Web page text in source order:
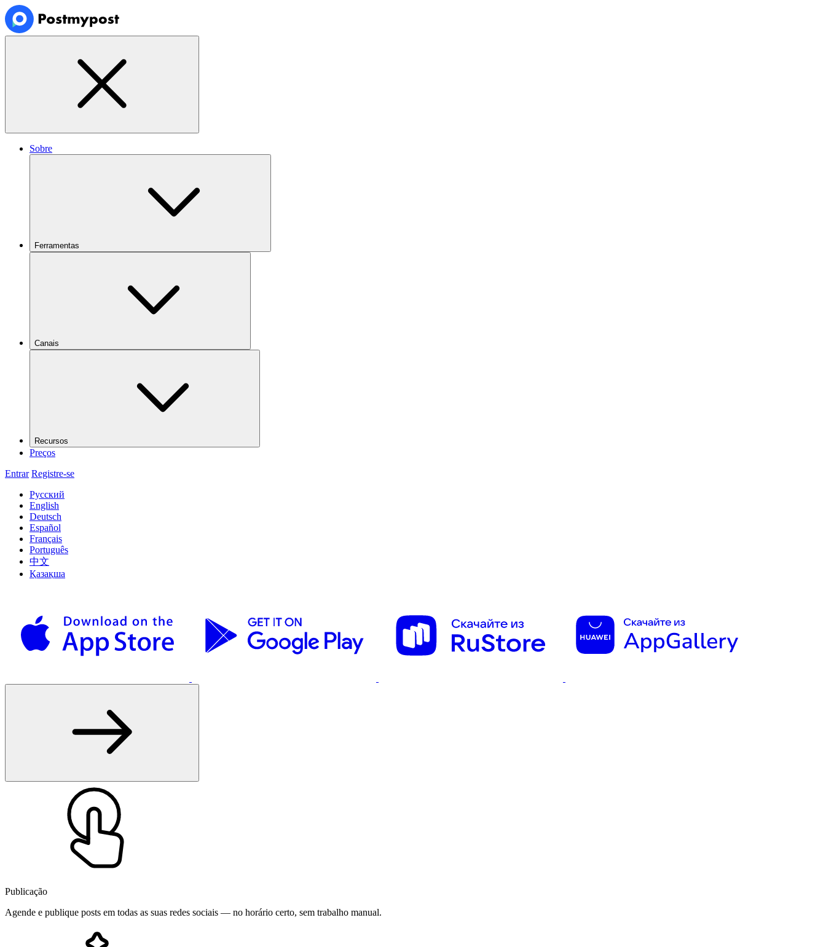
Sobre
Ferramentas
Canais
Recursos
Preços
Entrar Registre-se
Русский
English
Deutsch
Español
Français
Português
中文
Қазақша
Publicação
Agende e publique posts em todas as suas redes sociais — no horário certo, sem trabalho manual.